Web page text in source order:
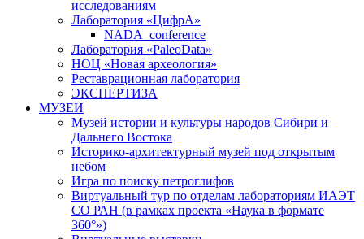
исследованиям
Лаборатория «ЦифрА»
NADA_conference
Лаборатория «PaleoData»
НОЦ «Новая археология»
Реставрационная лаборатория
ЭКСПЕРТИЗА
МУЗЕИ
Музей истории и культуры народов Сибири и
Дальнего Востока
Историко-архитектурный музей под открытым
небом
Игра по поиску петроглифов
Виртуальный тур по отделам лабораториям ИАЭТ
СО РАН (в рамках проекта «Наука в формате
360°»)